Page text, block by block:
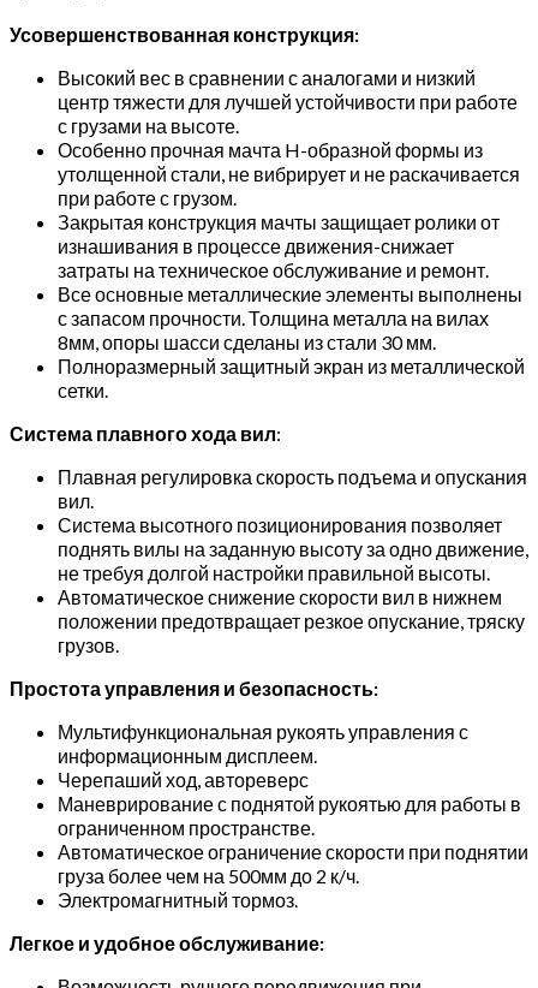
Усовершенствованная конструкция:
Высокий вес в сравнении с аналогами и низкий
центр тяжести для лучшей устойчивости при работе
с грузами на высоте.
Особенно прочная мачта H-образной формы из
утолщенной стали, не вибрирует и не раскачивается
при работе с грузом.
Закрытая конструкция мачты защищает ролики от
изнашивания в процессе движения-снижает
затраты на техническое обслуживание и ремонт.
Все основные металлические элементы выполнены
с запасом прочности. Толщина металла на вилах
8мм, опоры шасси сделаны из стали 30 мм.
Полноразмерный защитный экран из металлической
сетки.
Система плавного хода вил:
Плавная регулировка скорость подъема и опускания
вил.
Система высотного позиционирования позволяет
поднять вилы на заданную высоту за одно движение,
не требуя долгой настройки правильной высоты.
Автоматическое снижение скорости вил в нижнем
положении предотвращает резкое опускание, тряску
грузов.
Простота управления и безопасность:
Мультифункциональная рукоять управления с
информационным дисплеем.
Черепаший ход, автореверс
Маневрирование с поднятой рукоятью для работы в
ограниченном пространстве.
Автоматическое ограничение скорости при поднятии
груза более чем на 500мм до 2 к/ч.
Электромагнитный тормоз.
Легкое и удобное обслуживание: